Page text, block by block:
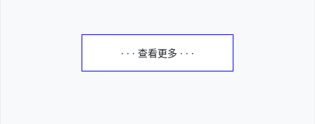
· · · 查看更多 · · ·